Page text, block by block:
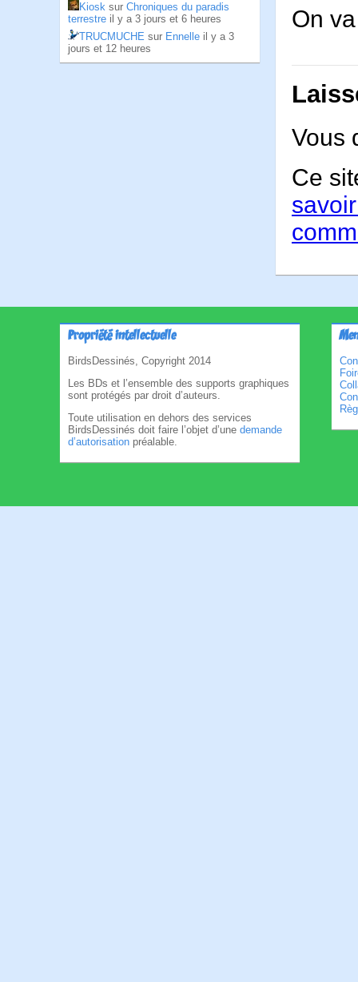
Kiosk sur Chroniques du paradis
terrestre il y a 3 jours et 6 heures
TRUCMUCHE sur Ennelle il y a 3
jours et 12 heures
On
Vous
Ce
Propriété intellectuelle
BirdsDessinés, Copyright 2014
Les BDs et l’ensemble des supports graphiques
sont protégés par droit d’auteurs.
Toute utilisation en dehors des services
BirdsDessinés doit faire l’objet d’une demande
d’autorisation préalable.